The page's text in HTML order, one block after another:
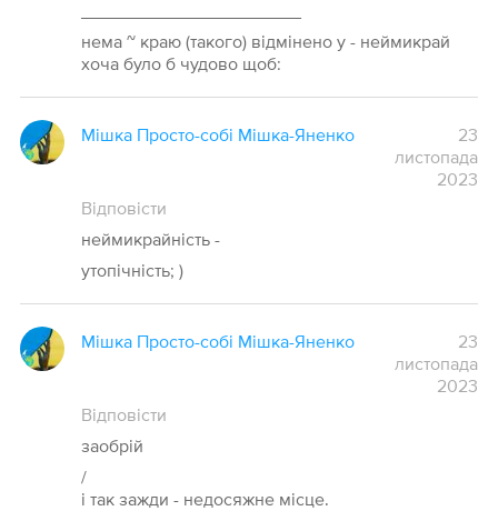
нема ~ краю (такого) відмінено у - неймикрай
хоча було б чудово щоб:
Мішка Просто-собі Мішка-Яненко
23
листопада
2023
Відповісти
неймикрайність -
утопічність; )
Мішка Просто-собі Мішка-Яненко
23
листопада
2023
Відповісти
заобрій
/
і так зажди - недосяжне місце.